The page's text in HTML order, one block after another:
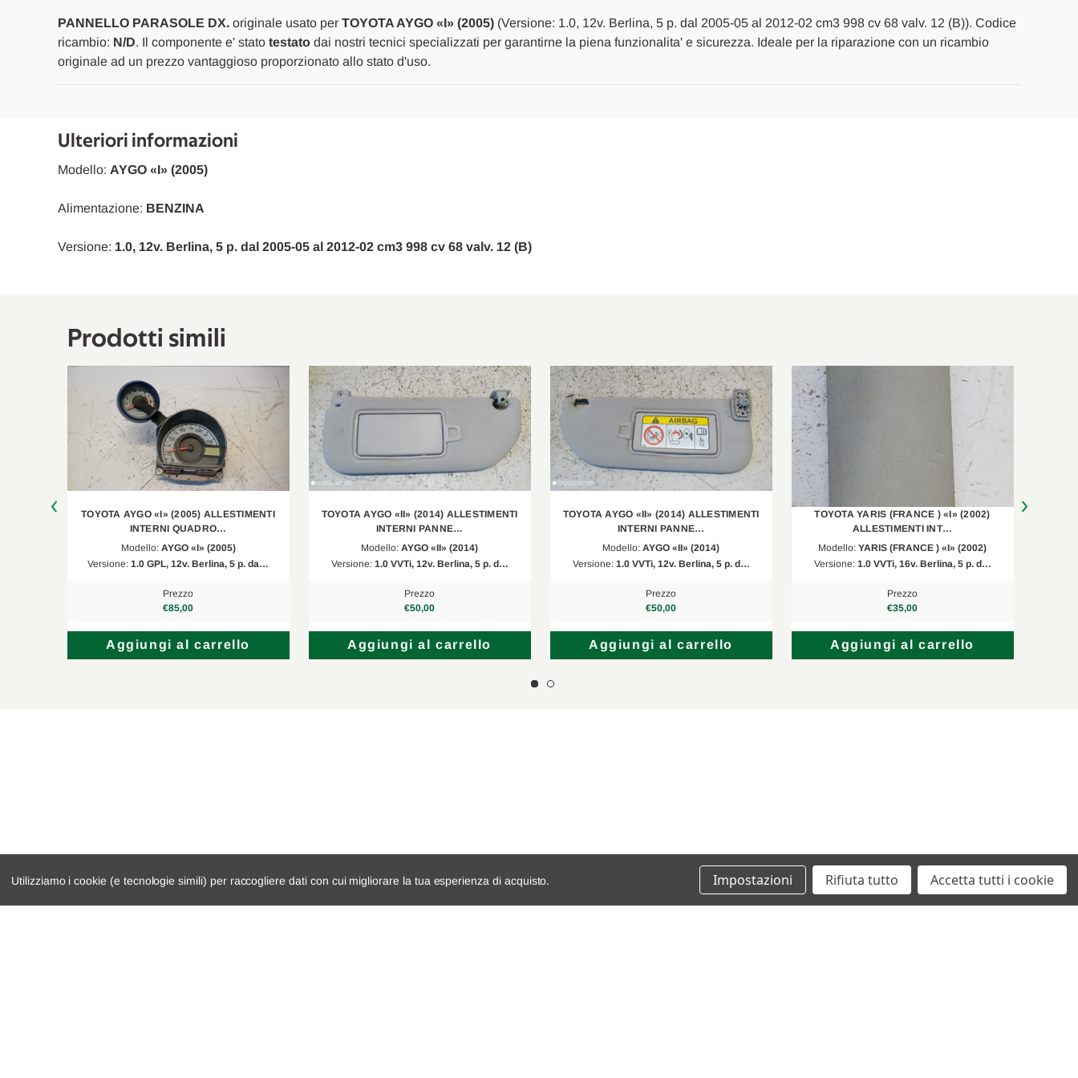
2005
A
2012
[[262830]]
2005
A
2012
[[262830]]
PANNELLO PARASOLE DX.originale usato per TOYOTA AYGO «I» (2005)(Versione: 1.0, 12v. Berlina, 5 p. dal 2005-05 al 2012-02 cm3 998 cv 68 valv. 12 (B)). Codice
ricambio: N/D. Il componente e' stato testatodai nostri tecnici specializzati per garantirne la piena funzionalita' e sicurezza. Ideale per la riparazione con un ricambio
originale ad un prezzo vantaggioso proporzionato allo stato d'uso.
Ulteriori informazioni
Modello: AYGO «I» (2005)
Versione: 1.0, 12v. Berlina, 5 p. dal 2005-05 al 2012-02 cm3 998 cv 68 valv. 12 (B)
Alimentazione: BENZINA
Prodotti simili
TOYOTA AYGO «I» (2005) ALLESTIMENTI
INTERNI QUADRO…
Modello: AYGO «I» (2005)
Versione: 1.0 GPL, 12v. Berlina, 5 p. da…
Prezzo
€85,00
Aggiungi al carrello
TOYOTA AYGO «II» (2014) ALLESTIMENTI
INTERNI PANNE…
Modello: AYGO «II» (2014)
Versione: 1.0 VVTi, 12v. Berlina, 5 p. d…
Prezzo
€50,00
Aggiungi al carrello
TOYOTA AYGO «II» (2014) ALLESTIMENTI
INTERNI PANNE…
Modello: AYGO «II» (2014)
Versione: 1.0 VVTi, 12v. Berlina, 5 p. d…
Prezzo
€50,00
Aggiungi al carrello
TOYOTA YARIS (FRANCE ) «I» (2002)
ALLESTIMENTI INT…
Modello: YARIS (FRANCE ) «I» (2002)
Versione: 1.0 VVTi, 16v. Berlina, 5 p. d…
Prezzo
€35,00
Aggiungi al carrello
Utilizziamo i cookie (e tecnologie simili) per raccogliere dati con cui migliorare la tua esperienza di acquisto. Impostazioni Rifiuta tutto Accetta tutti i cookie